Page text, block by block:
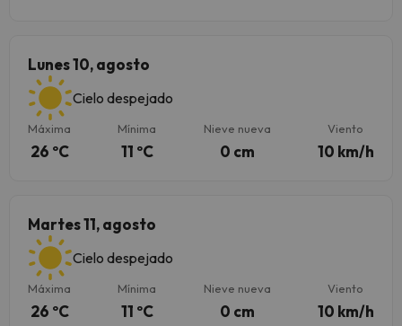
Lunes 10, agosto
Cielo despejado
Máxima
26 ºC
Mínima
11 ºC
Nieve nueva
0 cm
Viento
10 km/h
Martes 11, agosto
Cielo despejado
Máxima
26 ºC
Mínima
11 ºC
Nieve nueva
0 cm
Viento
10 km/h